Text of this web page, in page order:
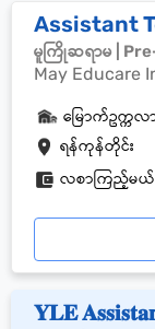
Assistant
မူကြိုဆရာမ |
May Educare
ရန်ကုန်တိုင်း
မြောက်ဥက္ကလ
လစာကြည့်မယ်
𝐘𝐋𝐄